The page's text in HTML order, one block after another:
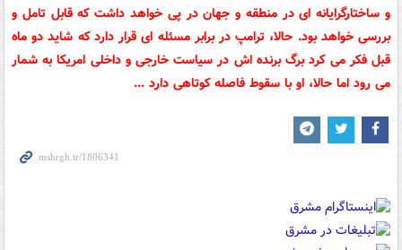
و ساختارگرایانه ای در منطقه و جهان در پی خواهد داشت که قابل تامل و
بررسی خواهد بود. حالا، ترامپ در برابر مسئله ای قرار دارد که شاید دو ماه
قبل فکر می کرد برگ برنده اش در سیاست خارجی و داخلی امریکا به شمار
می رود اما حالا، او با سقوط فاصله کوتاهی دارد ...